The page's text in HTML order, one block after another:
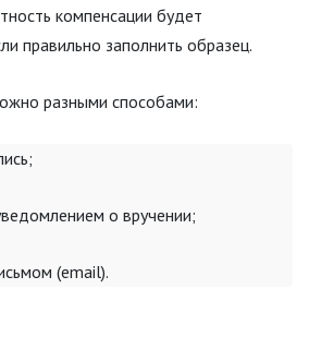
компенсации будет
правильно заполнить образец.
разными способами:
о вручении;
(email).